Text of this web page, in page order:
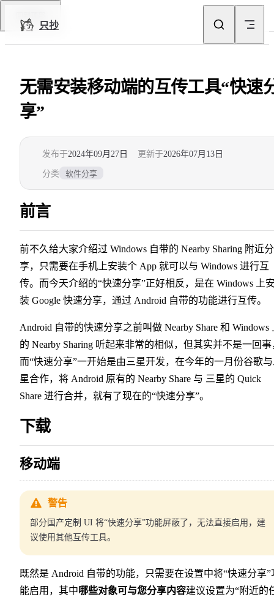
只抄
无需安装移动端的互传工具“快速
享”
发布于2024年09月27日 更新于2026年07月13日
分类 软件分享
前言
前不久给大家介绍过 Windows 自带的 Nearby Sharing 附近分
享，只需要在手机上安装个 App 就可以与 Windows 进行互
传。而今天介绍的“快速分享”正好相反，是在 Windows 上
装 Google 快速分享，通过 Android 自带的功能进行互传。
Android 自带的快速分享之前叫做 Nearby Share 和 Windows
的 Nearby Sharing 听起来非常的相似，但其实并不是一回事
而“快速分享”一开始是由三星开发，在今年的一月份谷歌
星合作，将 Android 原有的 Nearby Share 与 三星的 Quick
Share 进行合并，就有了现在的“快速分享”。
下载
移动端
警告
部分国产定制 UI 将“快速分享”功能屏蔽了，无法直接启用，建
议使用其他互传工具。
既然是 Android 自带的功能，只需要在设置中将“快速分享”
能启用，其中哪些对象可与您分享内容建议设置为“附近的